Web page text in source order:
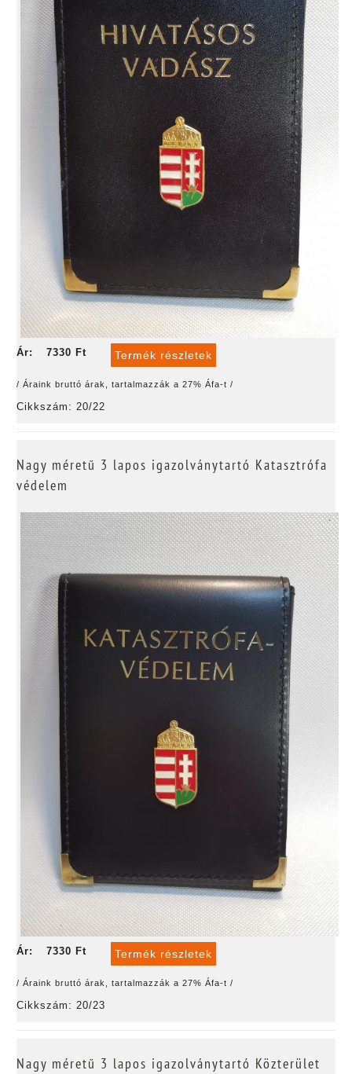
Ár: 7330 Ft Termék részletek
/ Áraink bruttó árak, tartalmazzák a 27% Áfa-t /
Cikkszám: 20/22
Nagy méretű 3 lapos igazolványtartó Katasztrófa
védelem
Ár: 7330 Ft Termék részletek
/ Áraink bruttó árak, tartalmazzák a 27% Áfa-t /
Cikkszám: 20/23
Nagy méretű 3 lapos igazolványtartó Közterület